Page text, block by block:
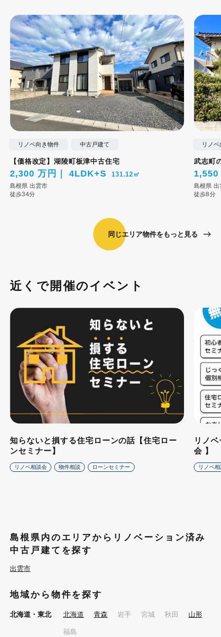
リノベ向き物件 中古戸建て
【価格改定】湖陵町板津中古住宅
2,300 万円 4LDK+S 131.12㎡
島根県 出雲市
徒歩34分
リノ
武志町
1,550
島根県 出
徒歩8分
同じエリア物件をもっと見る
近くで開催のイベント
知らないと損する住宅ローンの話【住宅ロー
ンセミナー】
リノベ相談会 物件相談 ローンセミナー
リノ
会 】
リノベ
島根県内のエリアからリノベーション済み
中古戸建てを探す
出雲市
地域から物件を探す
北海道・東北 北海道 青森 岩手 宮城 秋田 山形
福島